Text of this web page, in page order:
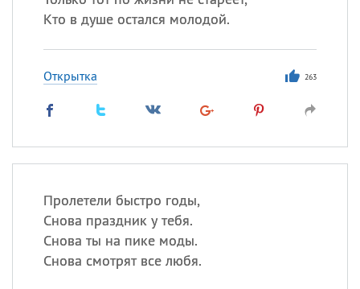
Кто в душе остался молодой.
Открытка 263
Пролетели быстро годы,
Снова праздник у тебя.
Снова ты на пике моды.
Снова смотрят все любя.